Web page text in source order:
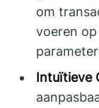
om
voeren
Intuïtieve